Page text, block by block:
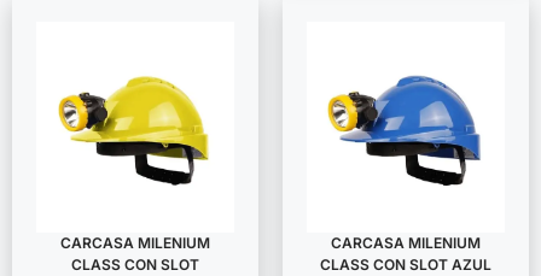
CARCASA MILENIUM
CLASS CON SLOT
CARCASA MILENIUM
CLASS CON SLOT AZUL